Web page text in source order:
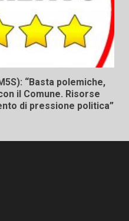
“Basta polemiche,
il Comune. Risorse
di pressione politica”